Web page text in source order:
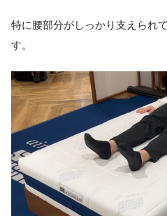
特に腰部分がしっかり支えられ
す。